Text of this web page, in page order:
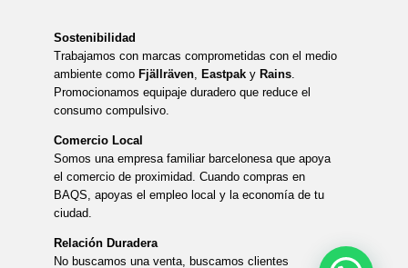
Sostenibilidad
Trabajamos con marcas comprometidas con el medio
ambiente como Fjällräven, Eastpak y Rains.
Promocionamos equipaje duradero que reduce el
consumo compulsivo.
Comercio Local
Somos una empresa familiar barcelonesa que apoya
el comercio de proximidad. Cuando compras en
BAQS, apoyas el empleo local y la economía de tu
ciudad.
Relación Duradera
No buscamos una venta, buscamos clientes